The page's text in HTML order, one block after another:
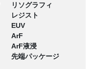
リソグラフィ
レジスト
EUV
ArF
ArF液浸
先端パッケージ